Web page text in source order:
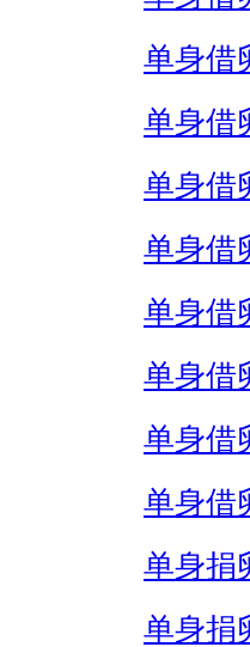
单身借
单身借
单身借
单身借
单身借
单身借
单身借
单身借
单身捐
单身捐